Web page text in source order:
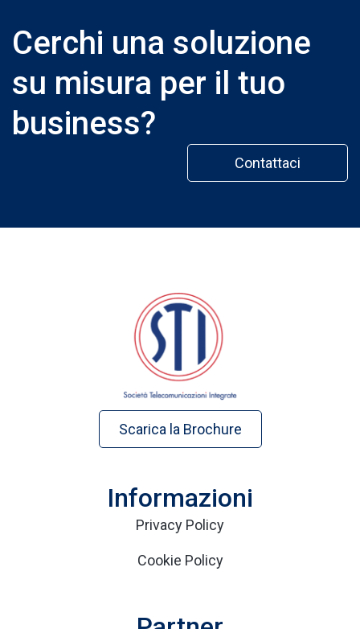
Cerchi una soluzione
su misura per il tuo
business?
Contattaci
Scarica la Brochure
Informazioni
Privacy Policy
Cookie Policy